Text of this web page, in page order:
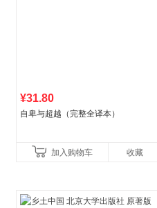
¥31.80
自卑与超越（完整全译本）
加入购物车 收藏